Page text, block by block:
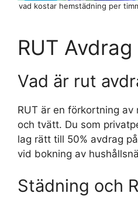
RUT Avdrag
Vad är rut
RUT är en förkortning av
och tvätt. Du som
lag rätt till 50% avdrag
vid bokning av
Städning och
vad kostar hemstädning per